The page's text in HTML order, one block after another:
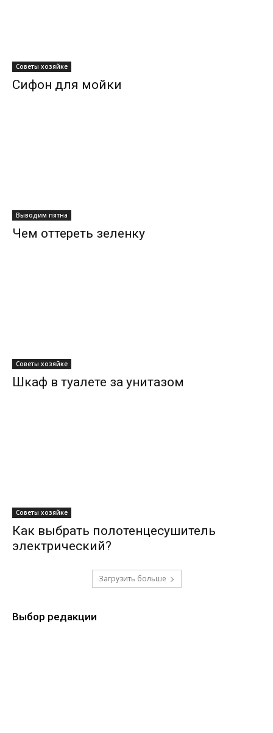
Советы хозяйке
Сифон для мойки
Выводим пятна
Чем оттереть зеленку
Советы хозяйке
Шкаф в туалете за унитазом
Советы хозяйке
Как выбрать полотенцесушитель
электрический?
Загрузить больше
Выбор редакции